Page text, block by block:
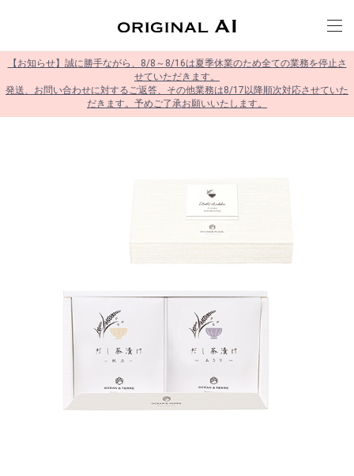
【お知らせ】誠に勝手ながら、8/8～8/16は夏季休業のため全ての業務を停止さ
せていただきます。
発送、お問い合わせに対するご返答、その他業務は8/17以降順次対応させていた
だきます。予めご了承お願いいたします。